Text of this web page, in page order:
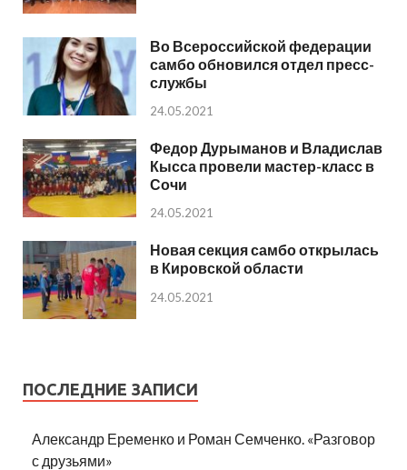
Во Всероссийской федерации
самбо обновился отдел пресс-
службы
24.05.2021
Федор Дурыманов и Владислав
Кысса провели мастер-класс в
Сочи
24.05.2021
Новая секция самбо открылась
в Кировской области
24.05.2021
ПОСЛЕДНИЕ ЗАПИСИ
Александр Еременко и Роман Семченко. «Разговор
с друзьями»